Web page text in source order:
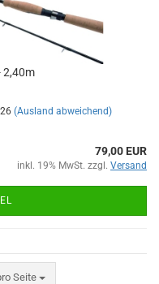
2,40m
(Ausland abweichend)
79,00 EUR
inkl. 19% MwSt. zzgl. Versand
Seite